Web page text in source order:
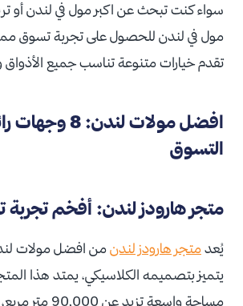
سواء كنت تبحث عن اكبر مول في لندن أو
مول في لندن للحصول على تجربة تسوق
تقدم خيارات متنوعة تناسب جميع الأذواق
افضل مولات
التسوق
متجر هارودز لندن: أفخم
يُعدمتجر هارودز لندنمن افضل مولات
يتميز بتصميمه الكلاسيكي، يمتد هذا
مساحة واسعة تزيد